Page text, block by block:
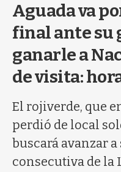
Aguada va
final ante su
ganarle a
de visita:
El rojiverde, que
perdió de local
buscará avanzar
consecutiva de la